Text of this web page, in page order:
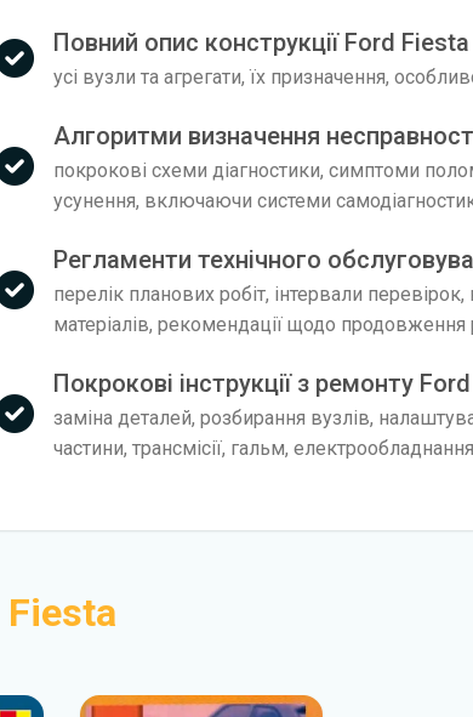
Повний опис конструкції Ford Fiesta
усі вузли та агрегати, їх призначення,
Алгоритми визначення
покрокові схеми діагностики, симптоми
усунення, включаючи системи
Регламенти технічного
перелік планових робіт, інтервали
матеріалів, рекомендації щодо продовження
Покрокові інструкції з ремонту
заміна деталей, розбирання вузлів,
частини, трансмісії, гальм,
Fiesta